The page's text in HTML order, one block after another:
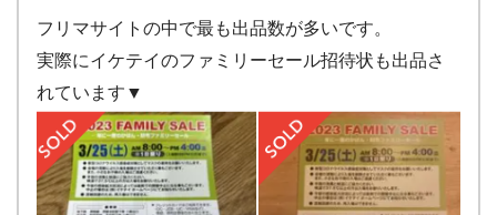
フリマサイトの中で最も出品数が多いです。
実際にイケテイのファミリーセール招待状も出品さ
れています▼